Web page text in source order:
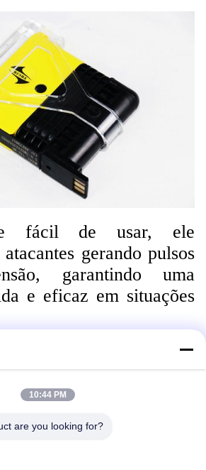
e fácil de usar, ele
gerando pulsos
garantindo uma
e eficaz em situações
10:44 PM
are you looking for?